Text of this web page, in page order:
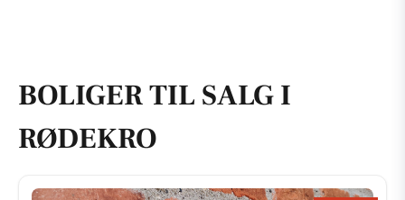
BOLIGER TIL SALG I
RØDEKRO